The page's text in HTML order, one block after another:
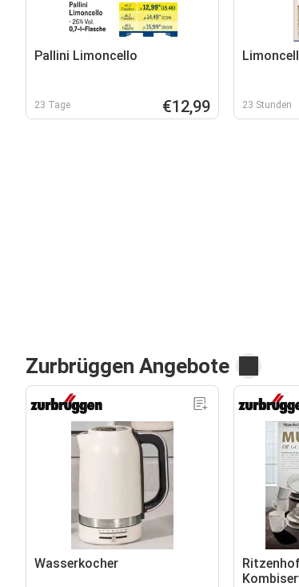
Pallini Limoncello
23 Tage €12,99 23 Stunden
Zurbrüggen Angebote
Wasserkocher